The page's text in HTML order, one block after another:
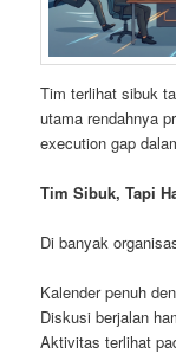
Tim terlihat sibuk
utama rendahnya
execution gap
Tim Sibuk, Tapi
Di banyak
Kalender penuh
Diskusi berjalan
Aktivitas terlihat